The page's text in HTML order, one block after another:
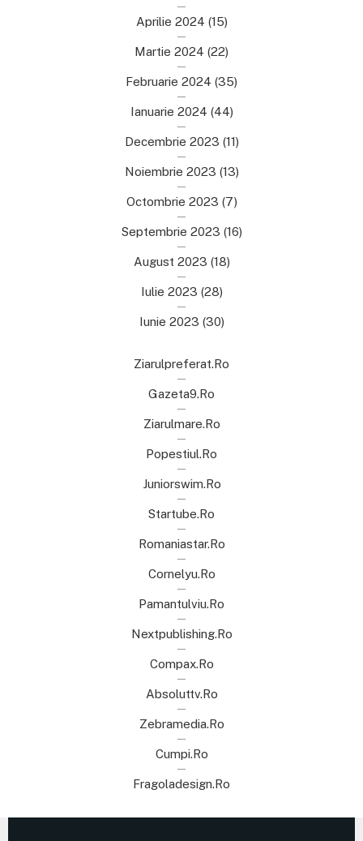
Aprilie 2024 (15)
Martie 2024 (22)
Februarie 2024 (35)
Ianuarie 2024 (44)
Decembrie 2023 (11)
Noiembrie 2023 (13)
Octombrie 2023 (7)
Septembrie 2023 (16)
August 2023 (18)
Iulie 2023 (28)
Iunie 2023 (30)
Ziarulpreferat.ro
Gazeta9.ro
Ziarulmare.ro
Popestiul.ro
Juniorswim.ro
Startube.ro
Romaniastar.ro
Cornelyu.ro
Pamantulviu.ro
Nextpublishing.ro
Compax.ro
Absoluttv.ro
Zebramedia.ro
Cumpi.ro
Fragoladesign.ro